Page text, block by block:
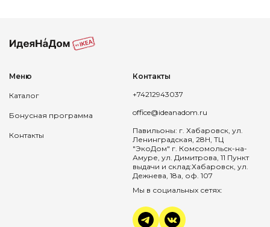
Меню
Каталог
Бонусная программа
Контакты
Контакты
+74212943037
office@ideanadom.ru
Павильоны: г. Хабаровск, ул.
Ленинградская, 28Н, ТЦ
"ЭкоДом" г. Комсомольск-на-
Амуре, ул. Димитрова, 11 Пункт
выдачи и склад:Хабаровск, ул.
Дежнева, 18а, оф. 107
Мы в социальных сетях: